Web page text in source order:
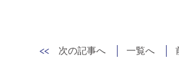
次の記事へ 一覧へ